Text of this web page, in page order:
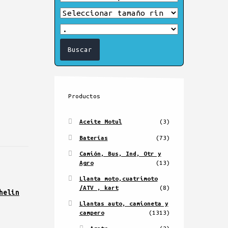
Productos
Aceite Motul (3)
Baterías (73)
Camión, Bus, Ind, Otr y
Agro
(13)
Llanta moto,cuatrimoto
/ATV , kart
(8)
Llantas auto, camioneta y
campero
(1313)